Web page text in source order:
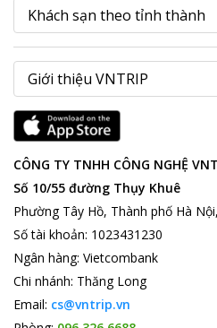
CÔNG TY TNHH CÔNG NGHỆ
Số 10/55 đường Thụy Khuê
Phường Tây Hồ, Thành phố Hà
Số tài khoản: 1023431230
Ngân hàng: Vietcombank
Chi nhánh: Thăng Long
Email: cs@vntrip.vn